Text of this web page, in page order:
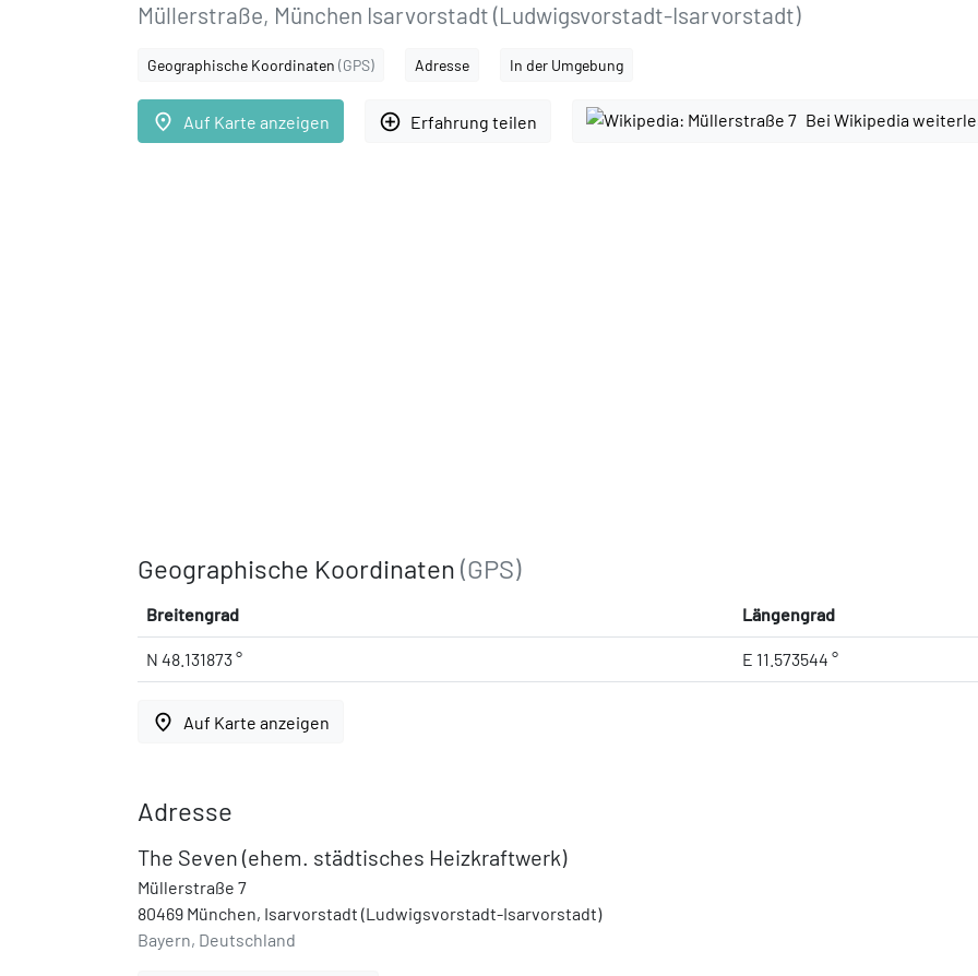
Müllerstraße, München Isarvorstadt (Ludwigsvorstadt-Isarvorstadt)
Geographische Koordinaten (GPS) Adresse In der Umgebung
place Auf Karte anzeigen add_circle_outline Erfahrung teilen Bei Wikipedia
Geographische Koordinaten (GPS)
Breitengrad Längengrad
N 48.131873 ° E 11.573544 °
place Auf Karte anzeigen
Adresse
The Seven (ehem. städtisches Heizkraftwerk)
Müllerstraße 7
80469 München, Isarvorstadt (Ludwigsvorstadt-Isarvorstadt)
Bayern, Deutschland